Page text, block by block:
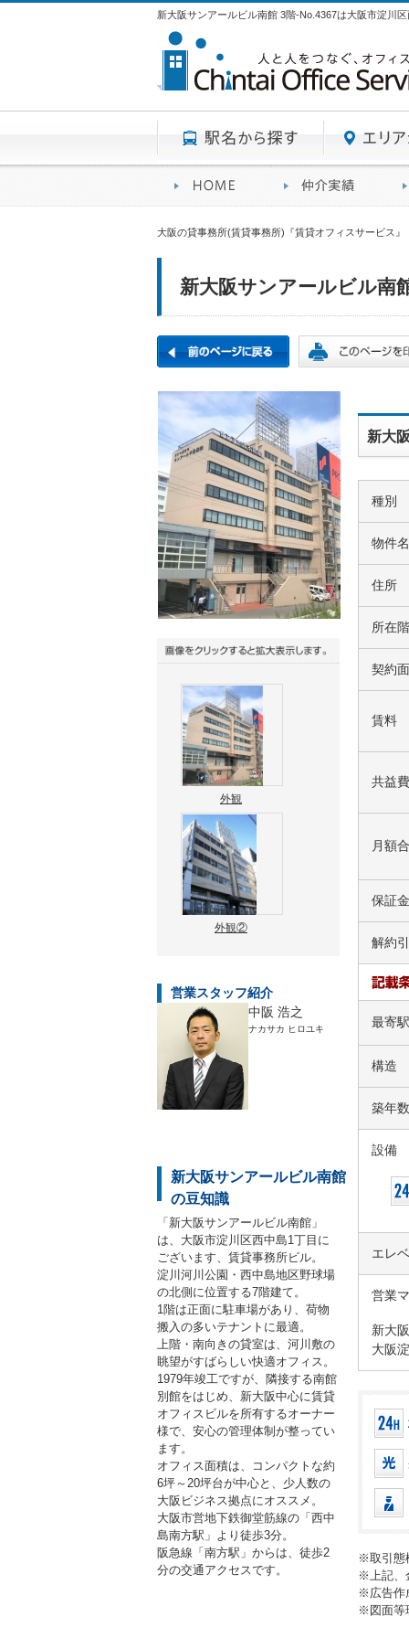
新大阪サンアールビル南館 3階-No.4367は大阪市淀川
大阪の貸事務所(賃貸事務所)『賃貸オフィスサービス』
新大阪サンアールビル南
外観
外観②
営業スタッフ紹介
中阪 浩之
ナカサカ ヒロユキ
新大阪サンアールビル南館
の豆知識
「新大阪サンアールビル南館」
は、大阪市淀川区西中島1丁目に
ございます、賃貸事務所ビル。
淀川河川公園・西中島地区野球場
の北側に位置する7階建て。
1階は正面に駐車場があり、荷物
搬入の多いテナントに最適。
上階・南向きの貸室は、河川敷の
眺望がすばらしい快適オフィス。
1979年竣工ですが、隣接する南館
別館をはじめ、新大阪中心に賃貸
オフィスビルを所有するオーナー
様で、安心の管理体制が整ってい
ます。
オフィス面積は、コンパクトな約
6坪～20坪台が中心と、少人数の
大阪ビジネス拠点にオススメ。
大阪市営地下鉄御堂筋線の「西中
島南方駅」より徒歩3分。
阪急線「南方駅」からは、徒歩2
分の交通アクセスです。
新大
種別
物件名
住所
所在階
契約
賃料
共益費
月額
保証金
解約引
最寄駅
構造
築年数
設備
エレ
営業
新大
大阪
※取引態
※上記、
※広告作
※図面等